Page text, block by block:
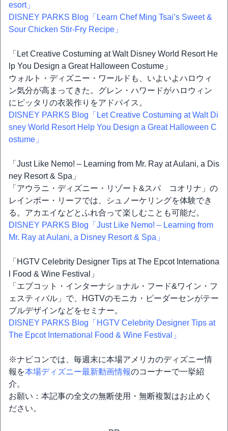
esort」
DISNEY PARKS Blog「Learn Chef Ming Tsai’s Sweet &
Sour Chicken Stir-Fry Recipe」
「Let Creative Costuming at Walt Disney World Resort He
lp You Design a Great Halloween Costume」
ウォルト・ディズニー・ワールドも、いよいよハロウィ
ン気分が高まってきた。グレン・ハワードがハロウィン
にピッタリの衣装作りをアドバイス。
DISNEY PARKS Blog「Let Creative Costuming at Walt Di
sney World Resort Help You Design a Great Halloween C
ostume」
「Just Like Nemo! – Learning from Mr. Ray at Aulani, a Dis
ney Resort & Spa」
「アウラニ・ディズニー・リゾート&スパ コオリナ」の
レインボー・リーフでは、シュノーケリングを体験でき
る。アカエイなどとふれ合って楽しむことも可能だ。
DISNEY PARKS Blog「Just Like Nemo! – Learning from
Mr. Ray at Aulani, a Disney Resort & Spa」
「HGTV Celebrity Designer Tips at The Epcot Internationa
l Food & Wine Festival」
「エプコット・インターナショナル・フード&ワイン・フ
ェスティバル」で、HGTVのモニカ・ピーダーセンがテー
ブルデザインなどをセミナー。
DISNEY PARKS Blog「HGTV Celebrity Designer Tips at
The Epcot International Food & Wine Festival」
※ナビコンでは、毎週末に本場アメリカのディズニー情
報を本場ディズニー最新動画情報のコーナーで一挙紹
介。
お願い：本記事の全文の無断使用・無断複製はお止めく
ださい。